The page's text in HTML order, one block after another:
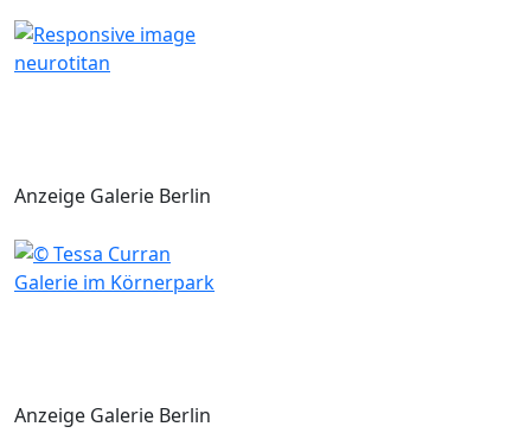
neurotitan
Anzeige Galerie Berlin
Galerie im Körnerpark
Anzeige Galerie Berlin